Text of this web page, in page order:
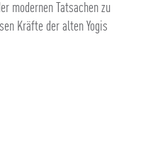
modernen Tatsachen zu
Kräfte der alten Yogis